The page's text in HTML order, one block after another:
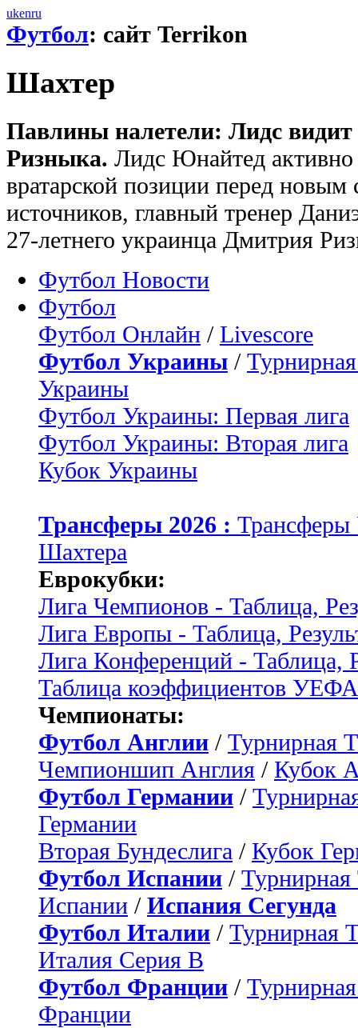
ukenru
Футбол: сайт Terrikon
Шахтер
Павлины налетели: Лидс
Ризныка. Лидс Юнайтед активно
вратарской позиции перед
источников, главный тренер
27-летнего украинца Дмитрия
Футбол Новости
Футбол
Футбол Онлайн / Livescore
Футбол Украины /
Украины
Футбол Украины: Первая лига
Футбол Украины: Вторая лига
Кубок Украины
Трансферы 2026 :
Шахтера
Еврокубки:
Лига Чемпионов - Таблица,
Лига Европы - Таблица,
Лига Конференций - Таблица,
Таблица коэффициентов УЕФА
Чемпионаты:
Футбол Англии / Турнирная
Чемпионшип Англия / Кубок
Футбол Германии /
Германии
Вторая Бундеслига / Кубок
Футбол Испании / Турнирная
Испании / Испания Сегунда
Футбол Италии / Турнирная
Италия Серия B
Футбол Франции /
Франции